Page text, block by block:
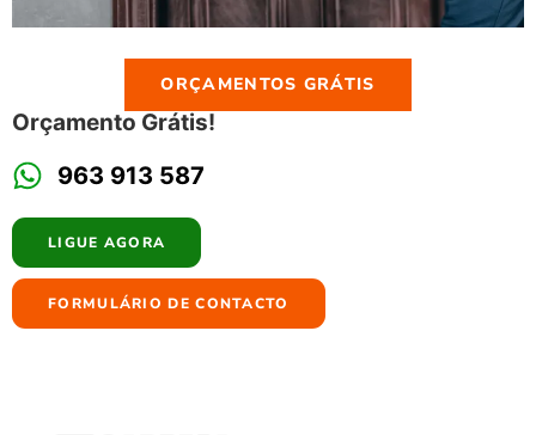
ORÇAMENTOS GRÁTIS
Orçamento Grátis!
963 913 587
LIGUE AGORA
FORMULÁRIO DE CONTACTO